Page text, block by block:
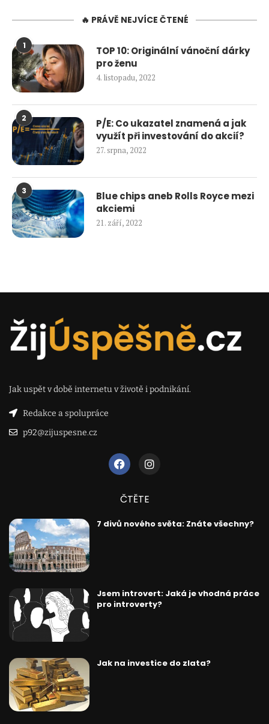
🔥 PRÁVĚ NEJVÍCE ČTENÉ
1
TOP 10: Originální vánoční dárky
pro ženu
4. listopadu, 2022
2
P/E: Co ukazatel znamená a jak
využít při investování do akcií?
27. srpna, 2022
3
Blue chips aneb Rolls Royce mezi
akciemi
21. září, 2022
Jak uspět v době internetu v životě i podnikání.
Redakce a spolupráce
p92@zijuspesne.cz
ČTĚTE
7 divů nového světa: Znáte všechny?
Jsem introvert: Jaká je vhodná práce
pro introverty?
Jak na investice do zlata?